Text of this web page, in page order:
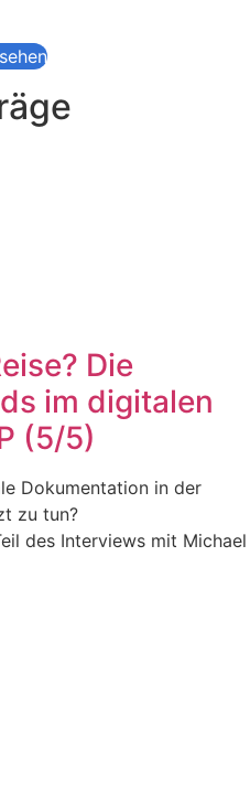
Die
im digitalen
(5/5)
Dokumentation in der
zu tun?
des Interviews mit Michael